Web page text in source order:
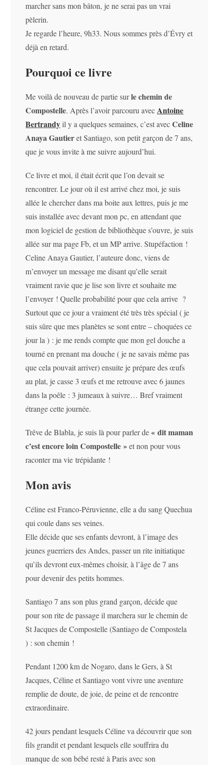
marcher sans mon bâton, je ne serai pas un vrai
pèlerin.
Je regarde l’heure, 9h33. Nous sommes près d’Évry et
déjà en retard.
Pourquoi ce livre
Me voilà de nouveau de partie surle chemin de
Compostelle. Après l’avoir parcouru avec Antoine
Bertrandyil y a quelques semaines, c’est avecCeline
Anaya Gautieret Santiago, son petit garçon de 7 ans,
que je vous invite à me suivre aujourd’hui.
Ce livre et moi, il était écrit que l’on devait se
rencontrer. Le jour où il est arrivé chez moi, je suis
allée le chercher dans ma boite aux lettres, puis je me
suis installée avec devant mon pc, en attendant que
mon logiciel de gestion de bibliothèque s’ouvre, je suis
allée sur ma page Fb, et un MP arrive. Stupéfaction !
Celine Anaya Gautier, l’auteure donc, viens de
m’envoyer un message me disant qu’elle serait
vraiment ravie que je lise son livre et souhaite me
l’envoyer ! Quelle probabilité pour que cela arrive ?
Surtout que ce jour a vraiment été très très spécial ( je
suis sûre que mes planètes se sont entre – choquées ce
jour la ) : je me rends compte que mon gel douche a
tourné en prenant ma douche ( je ne savais même pas
que cela pouvait arriver) ensuite je prépare des œufs
au plat, je casse 3 œufs et me retrouve avec 6 jaunes
dans la poêle : 3 jumeaux à suivre… Bref vraiment
étrange cette journée.
Trêve de Blabla, je suis là pour parler de« dit maman
c’est encore loin Compostelle »et non pour vous
raconter ma vie trépidante !
Mon avis
Céline est Franco-Péruvienne, elle a du sang Quechua
qui coule dans ses veines.
Elle décide que ses enfants devront, à l’image des
jeunes guerriers des Andes, passer un rite initiatique
qu’ils devront eux-mêmes choisir, à l’âge de 7 ans
pour devenir des petits hommes.
Santiago 7 ans son plus grand garçon, décide que
pour son rite de passage il marchera sur le chemin de
St Jacques de Compostelle (Santiago de Compostela
) : son chemin !
Pendant 1200 km de Nogaro, dans le Gers, à St
Jacques, Céline et Santiago vont vivre une aventure
remplie de doute, de joie, de peine et de rencontre
extraordinaire.
42 jours pendant lesquels Céline va découvrir que son
fils grandit et pendant lesquels elle souffrira du
manque de son bébé resté à Paris avec son